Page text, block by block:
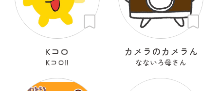
Kコロ
Kコロ‼︎
カメラのカメラん
なないろ母さん